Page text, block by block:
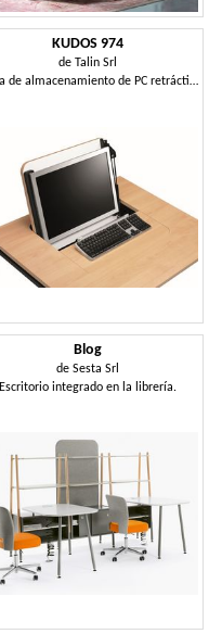
KUDOS 974
de Talin Srl
Tabla de almacenamiento de PC retráctil, en metal y laminado
Blog
de Sesta Srl
Escritorio integrado en la librería.